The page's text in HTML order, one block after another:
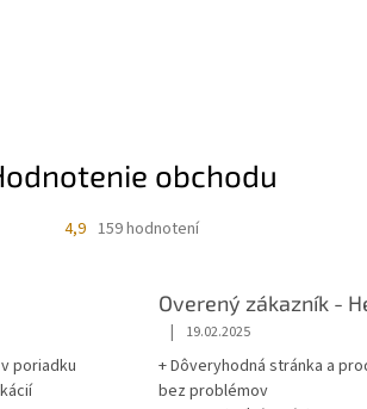
v
k
v
obchodu
4,9 159 hodnotení
poriadku
Overený zákazník -
| 19.02.2025
+ Dôveryhodná stránka a
bez problémov